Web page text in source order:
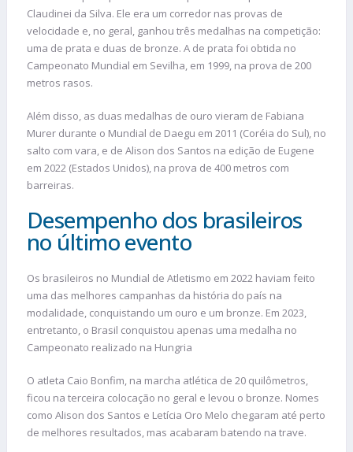
Claudinei da Silva. Ele era um corredor nas provas de
velocidade e, no geral, ganhou três medalhas na competição:
uma de prata e duas de bronze. A de prata foi obtida no
Campeonato Mundial em Sevilha, em 1999, na prova de 200
metros rasos.
Além disso, as duas medalhas de ouro vieram de Fabiana
Murer durante o Mundial de Daegu em 2011 (Coréia do Sul), no
salto com vara, e de Alison dos Santos na edição de Eugene
em 2022 (Estados Unidos), na prova de 400 metros com
barreiras.
Desempenho dos brasileiros
no último evento
Os brasileiros no Mundial de Atletismo em 2022 haviam feito
uma das melhores campanhas da história do país na
modalidade, conquistando um ouro e um bronze. Em 2023,
entretanto, o Brasil conquistou apenas uma medalha no
Campeonato realizado na Hungria
O atleta Caio Bonfim, na marcha atlética de 20 quilômetros,
ficou na terceira colocação no geral e levou o bronze. Nomes
como Alison dos Santos e Letícia Oro Melo chegaram até perto
de melhores resultados, mas acabaram batendo na trave.